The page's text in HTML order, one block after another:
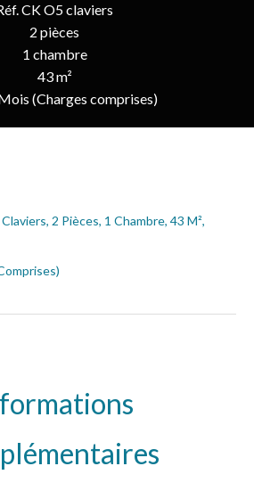
CK O5 claviers
2 pièces
1 chambre
43 m²
(Charges comprises)
2 Pièces, 1 Chambre, 43 M²,